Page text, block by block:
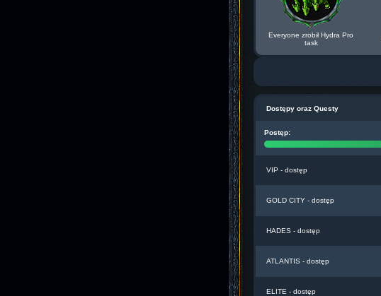
Everyone zrobił Hydra Pro
task
Dostępy oraz Questy
Postęp:
VIP - dostęp
GOLD CITY - dostęp
HADES - dostęp
ATLANTIS - dostęp
ELITE - dostęp